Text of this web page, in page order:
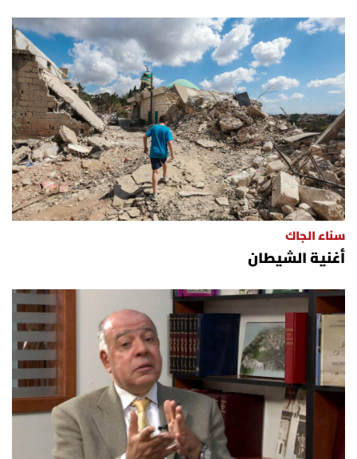
سناء الجاك
أغنية الشيطان